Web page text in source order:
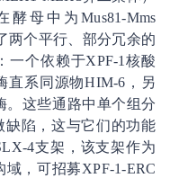
酵母中为Mus81-Mms
两个平行、部分冗余的
一个依赖于XPF-1核酸
直系同源物HIM-6，另
。这些通路中单个组分
缺陷，这与它们的功能
4支架，该支架作为
，可招募XPF-1-ERC